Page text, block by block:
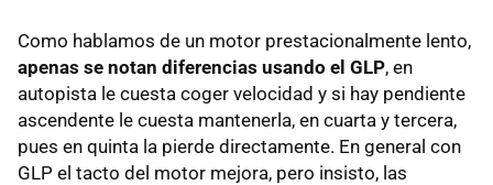
Como hablamos de un motor prestacionalmente lento,
apenas se notan diferencias usando el GLP, en
autopista le cuesta coger velocidad y si hay pendiente
ascendente le cuesta mantenerla, en cuarta y tercera,
pues en quinta la pierde directamente. En general con
GLP el tacto del motor mejora, pero insisto, las